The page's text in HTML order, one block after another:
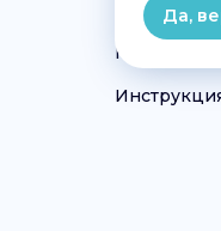
Да,
Препараты